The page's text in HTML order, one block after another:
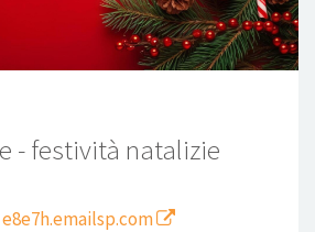
- festività natalizie